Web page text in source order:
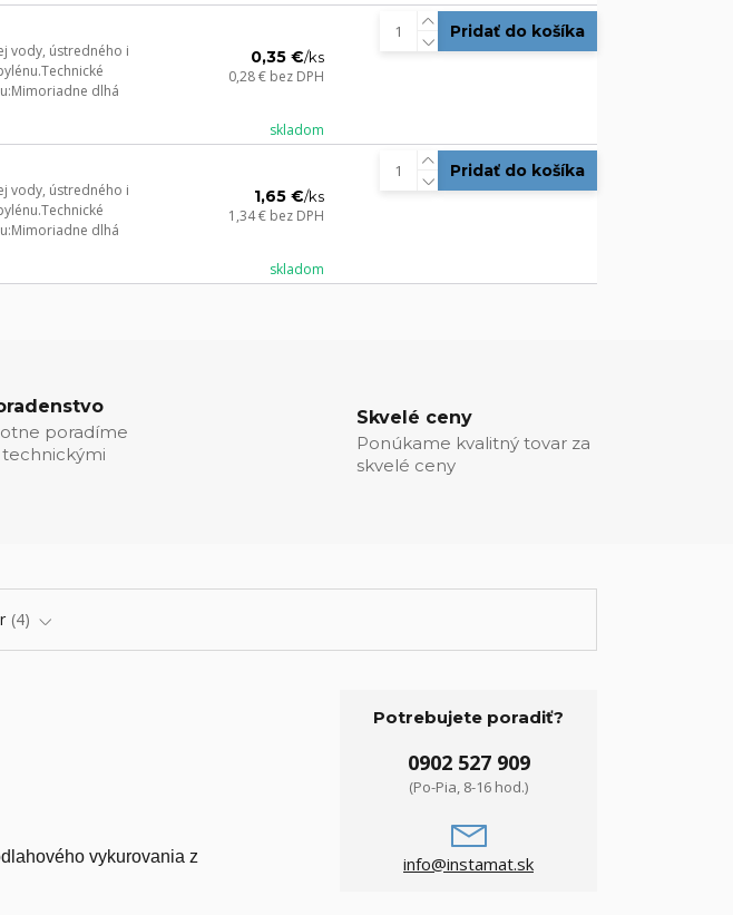
vody, ústredného i
dlhá
0,35 €/ks
0,28 € bez DPH
skladom
Pridať do košíka
vody, ústredného i
dlhá
1,65 €/ks
1,34 € bez DPH
skladom
Pridať do košíka
poradíme
Skvelé ceny
Ponúkame kvalitný tovar za
skvelé ceny
4
vykurovania z
Potrebujete poradiť?
0902 527 909
(Po-Pia, 8-16 hod.)
info@instamat.sk